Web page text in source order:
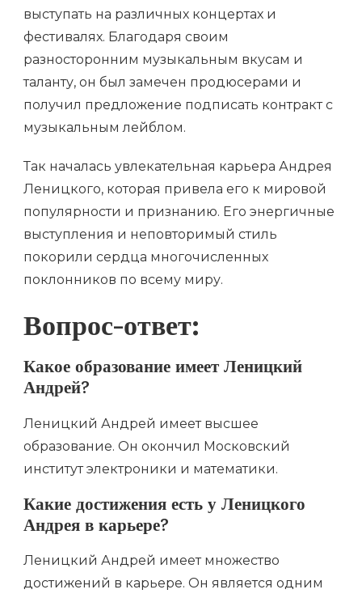
выступать на различных концертах и
фестивалях. Благодаря своим
разносторонним музыкальным вкусам и
таланту, он был замечен продюсерами и
получил предложение подписать контракт с
музыкальным лейблом.
Так началась увлекательная карьера Андрея
Леницкого, которая привела его к мировой
популярности и признанию. Его энергичные
выступления и неповторимый стиль
покорили сердца многочисленных
поклонников по всему миру.
Вопрос-ответ:
Какое образование имеет Леницкий
Андрей?
Леницкий Андрей имеет высшее
образование. Он окончил Московский
институт электроники и математики.
Какие достижения есть у Леницкого
Андрея в карьере?
Леницкий Андрей имеет множество
достижений в карьере. Он является одним